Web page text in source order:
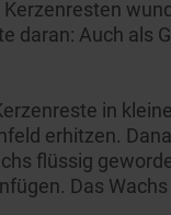
daran: Auch als
in
erhitzen.
flüssig
Das
weitere
https://
(Profiling-
Indem Sie
Cookies